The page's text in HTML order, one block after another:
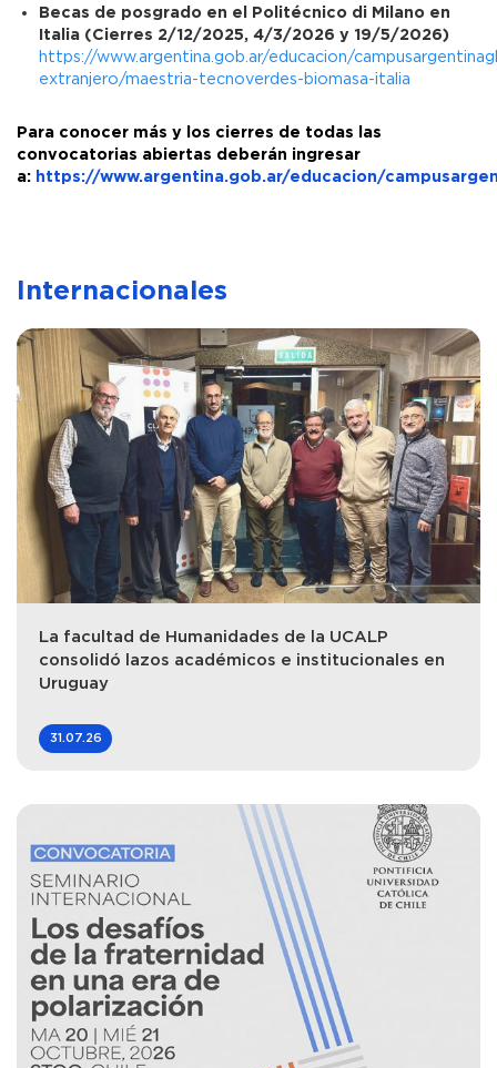
Becas de posgrado en el Politécnico di Milano en
Italia (Cierres 2/12/2025, 4/3/2026 y 19/5/2026)
https://www.argentina.gob.ar/educacion/
extranjero/maestria-tecnoverdes-biomasa-italia
Para conocer más y los cierres de todas las
convocatorias abiertas deberán ingresar
a: https://www.argentina.gob.ar/educacion/
Internacionales
La facultad de Humanidades de la UCALP
consolidó lazos académicos e institucionales en
Uruguay
31.07.26